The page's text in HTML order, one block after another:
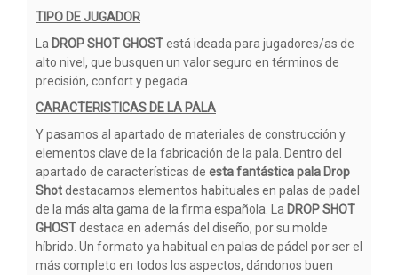
TIPO DE JUGADOR
La DROP SHOT GHOSTestá ideada para jugadores/as de
alto nivel, que busquen un valor seguro en términos de
precisión, confort y pegada.
CARACTERISTICAS DE LA PALA
Y pasamos al apartado de materiales de construcción y
elementos clave de la fabricación de la pala. Dentro del
apartado de características de esta fantástica pala Drop
Shotdestacamos elementos habituales en palas de padel
de la más alta gama de la firma española. La DROP SHOT
GHOSTdestaca en además del diseño, por su molde
híbrido. Un formato ya habitual en palas de pádel por ser el
más completo en todos los aspectos, dándonos buen